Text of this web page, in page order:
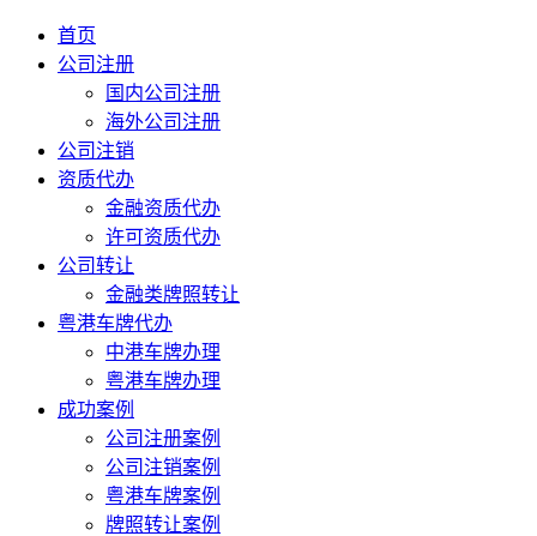
首页
公司注册
国内公司注册
海外公司注册
公司注销
资质代办
金融资质代办
许可资质代办
公司转让
金融类牌照转让
粤港车牌代办
中港车牌办理
粤港车牌办理
成功案例
公司注册案例
公司注销案例
粤港车牌案例
牌照转让案例